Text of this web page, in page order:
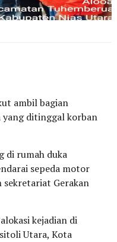
ambil bagian
yang ditinggal korban
di rumah duka
sepeda motor
sekretariat Gerakan
kejadian di
Utara, Kota